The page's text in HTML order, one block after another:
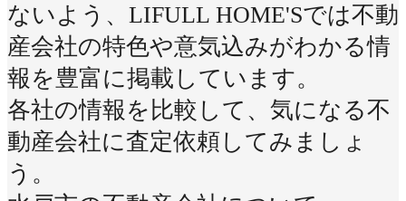
ないよう、LIFULL HOME'Sでは不動
産会社の特色や意気込みがわかる情
報を豊富に掲載しています。
各社の情報を比較して、気になる不
動産会社に査定依頼してみましょ
う。